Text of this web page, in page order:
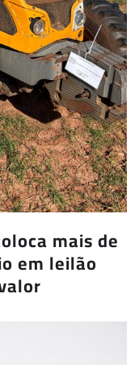
mais de
em leilão